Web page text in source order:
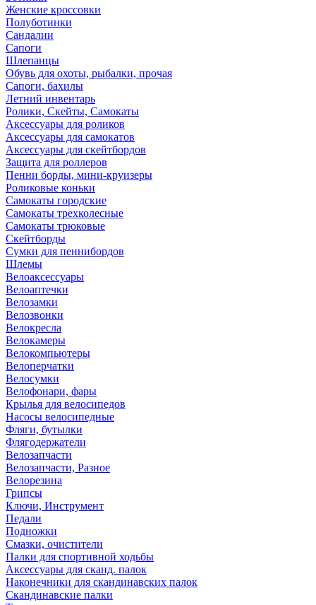
Женские кроссовки
Полуботинки
Сандалии
Сапоги
Шлепанцы
Обувь для охоты, рыбалки, прочая
Сапоги, бахилы
Летний инвентарь
Ролики, Скейты, Самокаты
Аксессуары для роликов
Аксессуары для самокатов
Аксессуары для скейтбордов
Защита для роллеров
Пенни борды, мини-круизеры
Роликовые коньки
Самокаты городские
Самокаты трехколесные
Самокаты трюковые
Скейтборды
Сумки для пеннибордов
Шлемы
Велоаксессуары
Велоаптечки
Велозамки
Велозвонки
Велокресла
Велокамеры
Велокомпьютеры
Велоперчатки
Велосумки
Велофонари, фары
Крылья для велосипедов
Насосы велосипедные
Фляги, бутылки
Флягодержатели
Велозапчасти
Велозапчасти, Разное
Велорезина
Грипсы
Ключи, Инструмент
Педали
Подножки
Смазки, очистители
Палки для спортивной ходьбы
Аксессуары для сканд. палок
Наконечники для скандинавских палок
Скандинавские палки